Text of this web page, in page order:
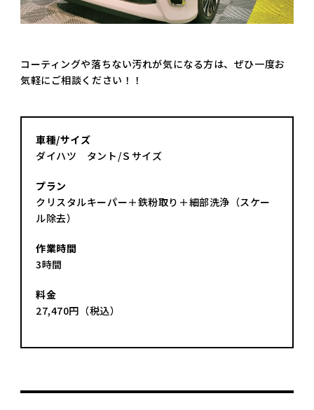
コーティングや落ちない汚れが気になる方は、ぜひ一度お
気軽にご相談ください！！
車種/サイズ
ダイハツ タント/Ｓサイズ
プラン
クリスタルキーパー＋鉄粉取り＋細部洗浄（スケー
ル除去）
作業時間
3時間
料金
27,470円（税込）